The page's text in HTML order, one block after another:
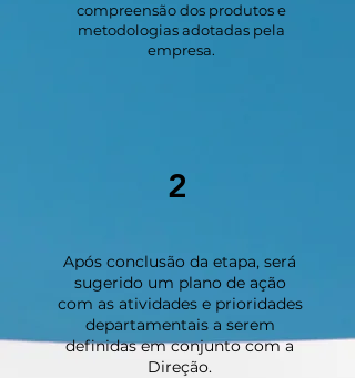
compreensão dos produtos e
metodologias adotadas pela
empresa.
2
Após conclusão da etapa, será
sugerido um plano de ação
com as atividades e prioridades
departamentais a serem
definidas em conjunto com a
Direção.